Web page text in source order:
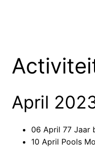
April
06 April 77 Jaar
10 April Pools